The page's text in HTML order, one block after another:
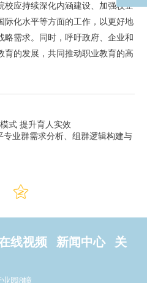
校应持续深化内涵建设、加强校企
际化水平等方面的工作，以更好地
略需求。同时，呼吁政府、企业和
育的发展，共同推动职业教育的高
式 提升育人实效
专业群需求分析、组群逻辑构建与
线视频 新闻中心
关
园8幢